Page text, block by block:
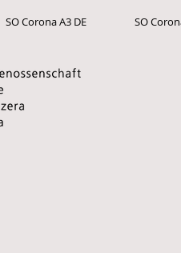
SO
SO Corona A3 DE